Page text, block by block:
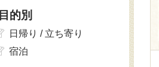
目的別
日帰り / 立ち寄り
宿泊